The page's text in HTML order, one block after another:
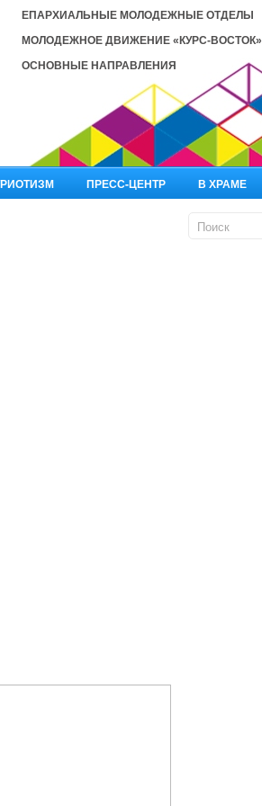
ЕПАРХИАЛЬНЫЕ МОЛОДЕЖНЫЕ ОТДЕЛЫ
МОЛОДЕЖНОЕ ДВИЖЕНИЕ «КУРС-ВОСТОК»
ОСНОВНЫЕ НАПРАВЛЕНИЯ
ПРЕСС-ЦЕНТР В ХРАМЕ